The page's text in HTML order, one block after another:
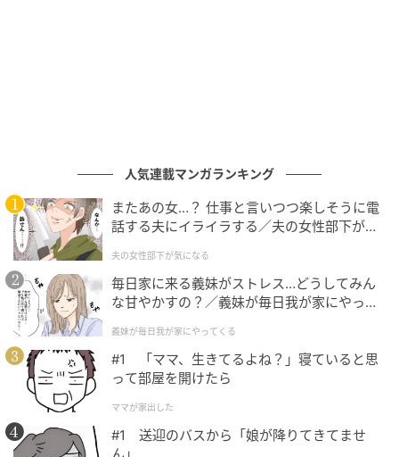
人気連載マンガランキング
またあの女…？ 仕事と言いつつ楽しそうに電
話する夫にイライラする／夫の女性部下が気
夫の女性部下が気になる
毎日家に来る義妹がストレス…どうしてみん
な甘やかすの？／義妹が毎日我が家にやって
が】
義妹が毎日我が家にやってくる
#1 「ママ、生きてるよね？」寝ていると思
って部屋を開けたら
ママが家出した
#1 送迎のバスから「娘が降りてきてませ